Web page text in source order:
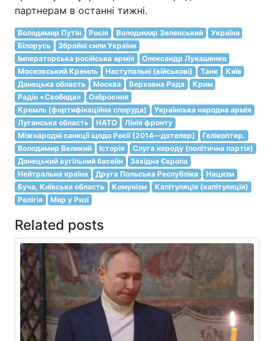
партнерам в останні тижні.
Володимир Путін Росія Володимир Зеленський
Україна
Білорусь
Збройні сили України
Імператорська російська армія
Олександр Лукашенко
Московський Кремль
Наступальні (військові) Танк
Київ
Донецька область
Москва Верховна Рада
Крим
Радіо «Свобода»
Озброєння
Кремль (фортифікаційна споруда)
Українська народна армія
Луганська область
НАТО
Лінія фронту
Міжнародні санкції щодо Росії (2014—дотепер)
Гелікоптер.
Володимир Великий
Історія
Слуга народу (політична партія)
Донецький вугільний басейн
Західна Європа
Нейтральна країна
Друга Польська Республіка
Нацизм
Буча, Київська область
Комунізм
Капітуляція (капітуляція)
Релігія
Мир у Ризі
Related posts